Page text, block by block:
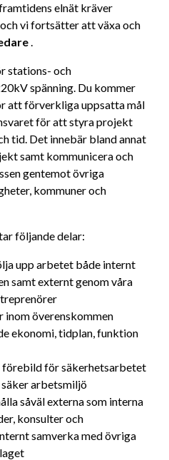
elnät kräver
vi fortsätter att växa och
.
stations- och
spänning. Du kommer
att förverkliga uppsatta mål
för att styra projekt
tid. Det innebär bland annat
samt kommunicera och
gentemot övriga
kommuner och
följande delar:
upp arbetet både internt
samt externt genom våra
inom överenskommen
ekonomi, tidplan, funktion
förebild för säkerhetsarbetet
arbetsmiljö
såväl externa som interna
konsulter och
samverka med övriga